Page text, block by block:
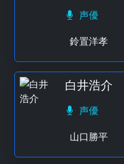
声優
鈴置洋孝
白井浩介
声優
山口勝平